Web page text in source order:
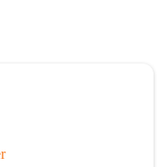
dem kleinen
Informationen und
zum Gesamtbild
zeitgerecht für das